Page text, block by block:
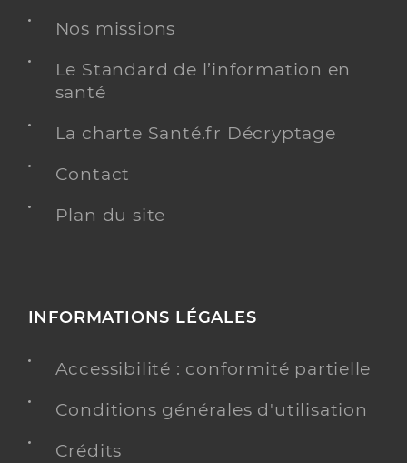
Nos missions
Le Standard de l’information en
santé
La charte Santé.fr Décryptage
Contact
Plan du site
INFORMATIONS LÉGALES
Accessibilité : conformité partielle
Conditions générales d'utilisation
Crédits